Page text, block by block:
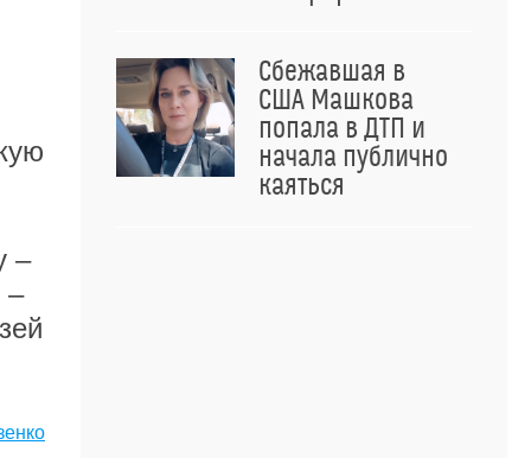
–
–
Сбежавшая в
США Машкова
попала в ДТП и
начала публично
каяться